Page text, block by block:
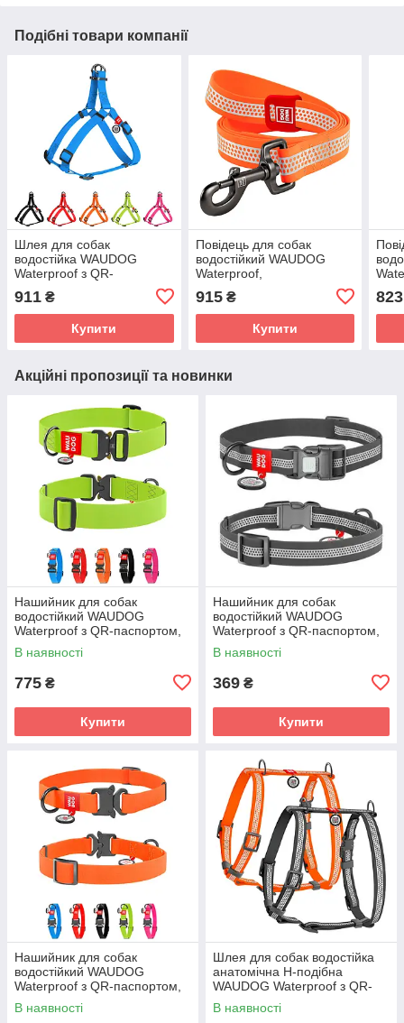
Подібні товари компанії
Шлея для собак
водостійка WAUDOG
Waterproof з QR-
пряжка-фастекс, Ш 15 мм,
Дл 40-55
911 ₴
Купити
Повідець для собак
водостійкий WAUDOG
Waterproof,
світловідбивний, L-XXL, Ш
25 мм, Д 305 см
жовтогарячий
915₴
Купити
мм,
823
Акційні пропозиції та новинки
Нашийник для собак
водостійкий WAUDOG
Waterproof з QR-паспортом,
металева пряжка-фастекс, Ш
40 мм, Дл
В наявності
775 ₴
Купити
Нашийник для собак
водостійкий WAUDOG
Waterproof з QR-паспортом,
світловідбивний, пластикова
пряжка, XL, Ш 25
В наявності
369 ₴
Купити
Нашийник для собак
водостійкий WAUDOG
Waterproof з QR-паспортом,
металева пряжка-фастекс, Ш
25 мм, Дл
В наявності
Шлея для собак водостійка
анатомічна Н-подібна
WAUDOG Waterproof з QR-
паспортом, світловідбивна,
В наявності